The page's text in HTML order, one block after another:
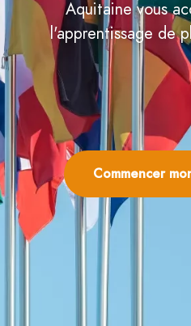
Blog
Contactez-Nous
Aquitaine vous
l'apprentissage de
Commencer